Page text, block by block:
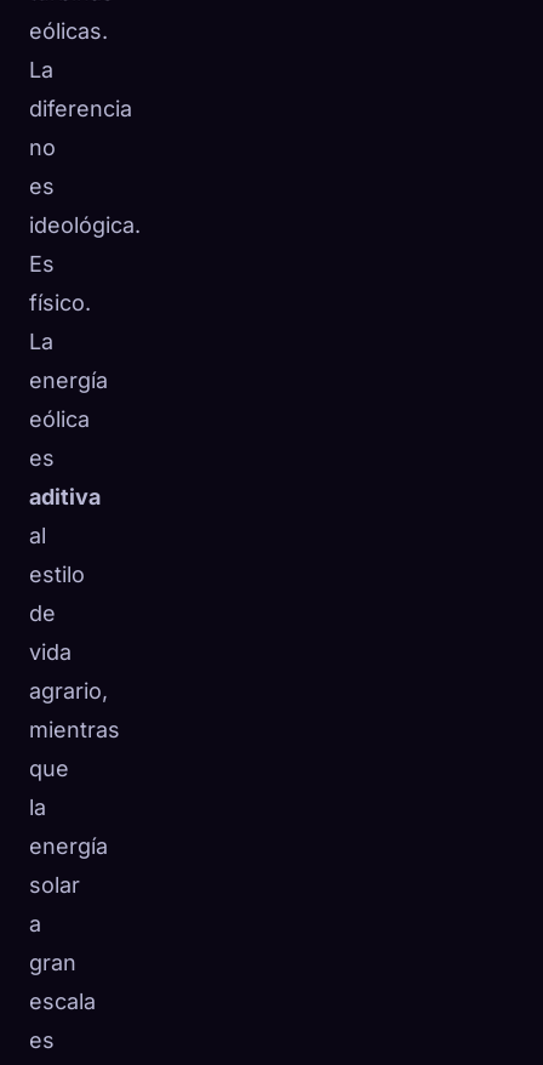
eólicas.
La
diferencia
no
es
ideológica.
Es
físico.
La
energía
eólica
es
aditiva
al
estilo
de
vida
agrario,
mientras
que
la
energía
solar
a
gran
escala
es